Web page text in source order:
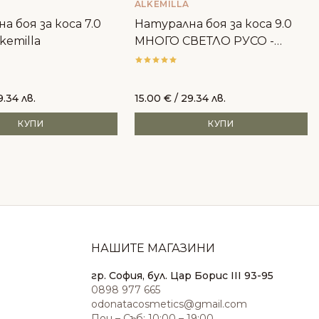
боя за коса 7.0
лв.
КУПИ
ALKEMILLA
Натурална боя за коса 9.0
МНОГО СВЕТЛО РУСО -
Alkemilla
15.00 €/ 29.34 лв.
КУПИ
НАШИТЕ МАГАЗИНИ
гр. София, бул. Цар Борис III 93-95
0898 977 665
odonatacosmetics@gmail.com